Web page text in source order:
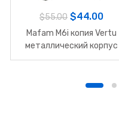
$55.00 $44.00
Mafam M6i копия Vertu
металлический корпус